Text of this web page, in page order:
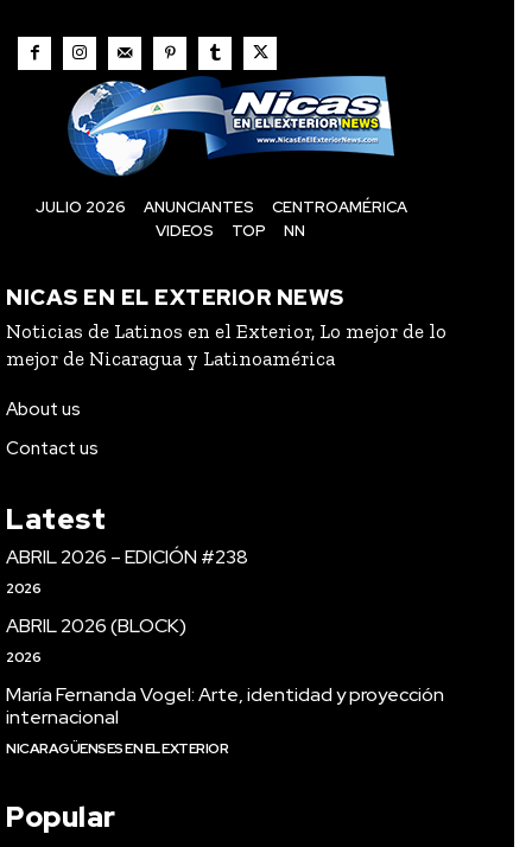
JULIO 2026 ANUNCIANTES
CENTROAMÉRICA
VIDEOS
TOP NN
NICAS EN EL EXTERIOR NEWS
Noticias de Latinos en el Exterior, Lo mejor de lo
mejor de Nicaragua y Latinoamérica
About us
Contact us
Latest
ABRIL 2026 – EDICIÓN #238
2026
ABRIL 2026 (BLOCK)
2026
María Fernanda Vogel: Arte, identidad y proyección
internacional
NICARAGÜENSES EN EL EXTERIOR
Popular